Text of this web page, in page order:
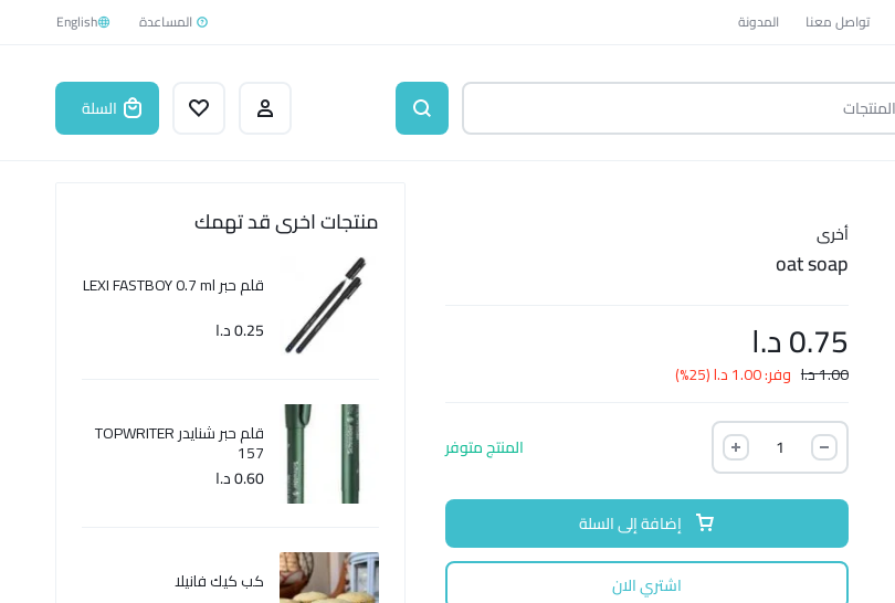
تواصل معنا المدونة English
السلة
أخرى
oat soap
0.75د.ا
1.00د.ا وفر:1.00د.ا(25%)
المنتج متوفر
إضافة إلى السلة
اشتري الان
منتجات اخرى قد تهمك
قلم حبر LEXI FASTBOY 0.7 ml
0.25د.ا
قلم حبر شنايدر TOPWRITER
157
0.60د.ا
كب كيك فانيلا